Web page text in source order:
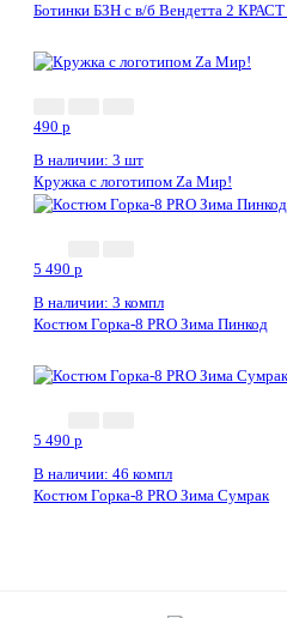
Ботинки БЗН с в/б Вендетта 2
490 p
В наличии: 3 шт
Кружка с логотипом Zа Мир!
5 490 p
В наличии: 3 компл
Костюм Горка-8 PRO Зима Пинкод
5 490 p
В наличии: 46 компл
Костюм Горка-8 PRO Зима Сумрак